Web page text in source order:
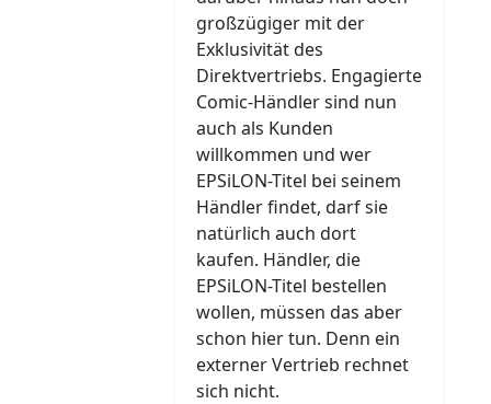
großzügiger mit der
Exklusivität des
Direktvertriebs. Engagierte
Comic-Händler sind nun
auch als Kunden
willkommen und wer
EPSiLON-Titel bei seinem
Händler findet, darf sie
natürlich auch dort
kaufen. Händler, die
EPSiLON-Titel bestellen
wollen, müssen das aber
schon hier tun. Denn ein
externer Vertrieb rechnet
sich nicht.